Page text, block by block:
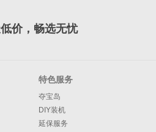
价，畅选无忧
特色服务
夺宝岛
DIY装机
延保服务